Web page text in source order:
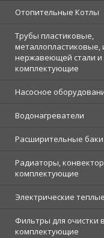
Отопительные Котлы
Трубы пластиковые,
металлопластиковые,
нержавеющей стали и
комплектующие
Насосное
Водонагреватели
Расширительные баки
Радиаторы,
комплектующие
Электрические
Фильтры для очистки
комплектующие